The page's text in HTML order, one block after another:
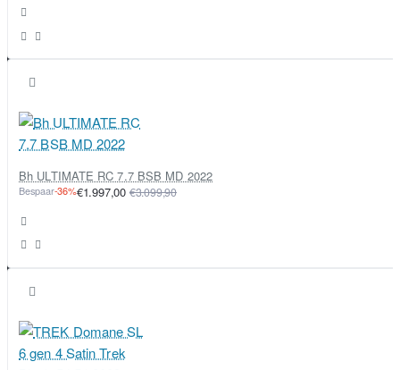
Bh ULTIMATE RC 7.7 BSB MD 2022
Bespaar-36%€1.997,00 €3.099,90